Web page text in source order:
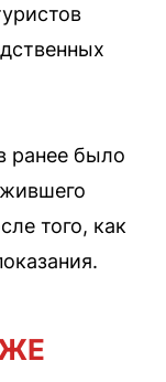
ранее было
того, как